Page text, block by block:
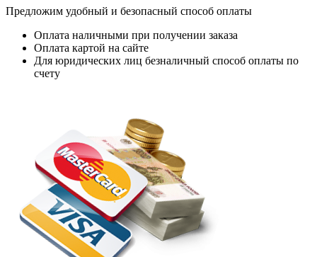
Предложим удобный и безопасный способ оплаты
Оплата наличными при получении заказа
Оплата картой на сайте
Для юридических лиц безналичный способ оплаты по
счету